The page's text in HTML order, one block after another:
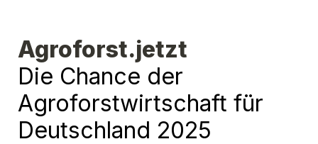
Agroforst.jetzt
Die Chance der
Agroforstwirtschaft für
Deutschland 2025